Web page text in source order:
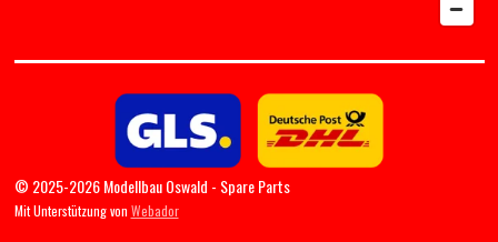
© 2025-2026 Modellbau Oswald - Spare Parts
Mit Unterstützung von Webador